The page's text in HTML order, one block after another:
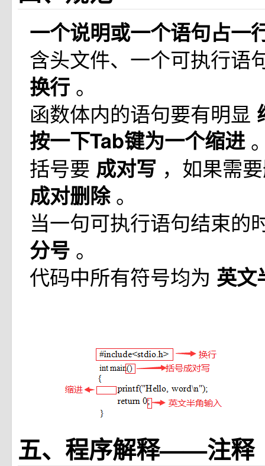
一个说明或一个语句占一
含头文件、一个可执行语
换行 。
函数体内的语句要有明显
按一下Tab键为一个缩进
括号要 成对写 ，如果需
成对删除 。
当一句可执行语句结束的
分号 。
代码中所有符号均为 英
五、程序解释——注释